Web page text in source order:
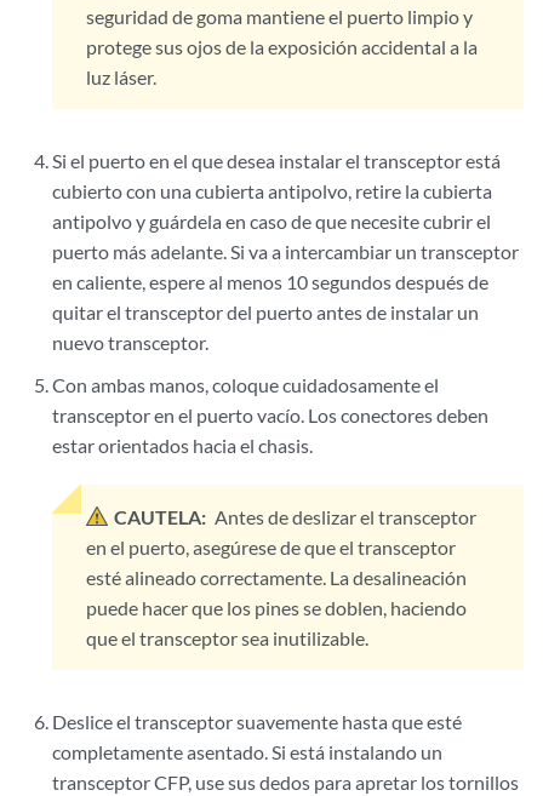
seguridad de goma mantiene el puerto limpio y
protege sus ojos de la exposición accidental a la
luz láser.
Si el puerto en el que desea instalar el transceptor está
cubierto con una cubierta antipolvo, retire la cubierta
antipolvo y guárdela en caso de que necesite cubrir el
puerto más adelante. Si va a intercambiar un transceptor
en caliente, espere al menos 10 segundos después de
quitar el transceptor del puerto antes de instalar un
nuevo transceptor.
Con ambas manos, coloque cuidadosamente el
transceptor en el puerto vacío. Los conectores deben
estar orientados hacia el chasis.
CAUTELA: Antes de deslizar el transceptor
en el puerto, asegúrese de que el transceptor
esté alineado correctamente. La desalineación
puede hacer que los pines se doblen, haciendo
que el transceptor sea inutilizable.
Deslice el transceptor suavemente hasta que esté
completamente asentado. Si está instalando un
transceptor CFP, use sus dedos para apretar los tornillos